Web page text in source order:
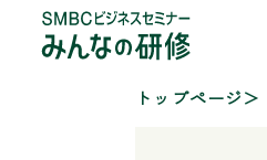
トップページ